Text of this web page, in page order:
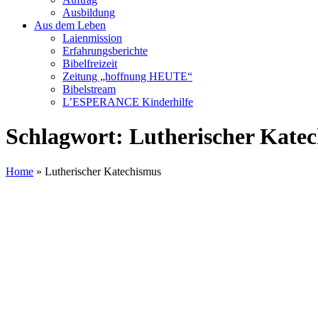
Ausbildung
Aus dem Leben
Laienmission
Erfahrungsberichte
Bibelfreizeit
Zeitung „hoffnung HEUTE“
Bibelstream
L’ESPERANCE Kinderhilfe
Schlagwort: Lutherischer
Home » Lutherischer Katechismus